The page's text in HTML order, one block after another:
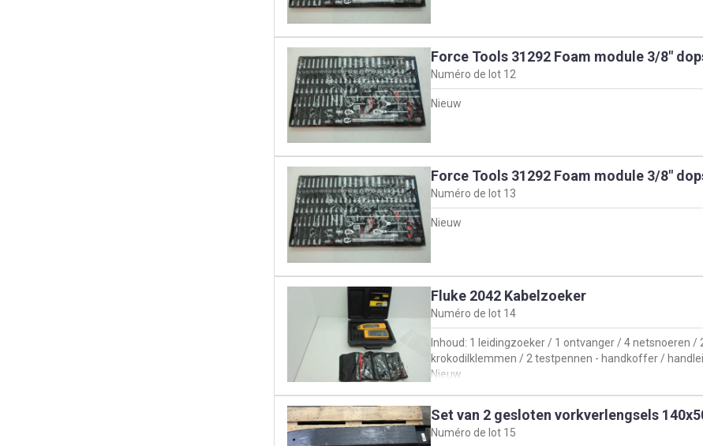
Force Tools 31292 Foam module 3/8"
Numéro de lot 12
Nieuw
Force Tools 31292 Foam module 3/8"
Numéro de lot 13
Nieuw
Fluke 2042 Kabelzoeker
Numéro de lot 14
Inhoud: 1 leidingzoeker / 1 ontvanger / 4 netsnoeren /
krokodilklemmen / 2 testpennen - handkoffer /
Nieuw
Set van 2 gesloten vorkverlengsels
Numéro de lot 15